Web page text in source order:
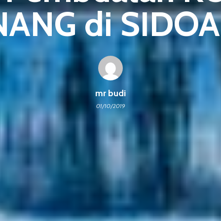
di
mr budi
01/10/2019